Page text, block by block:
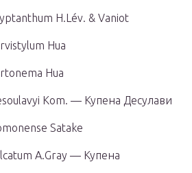
H.Lév. & Vaniot
Hua
Hua
Kom. — Купена Десулави
Satake
A.Gray — Купена